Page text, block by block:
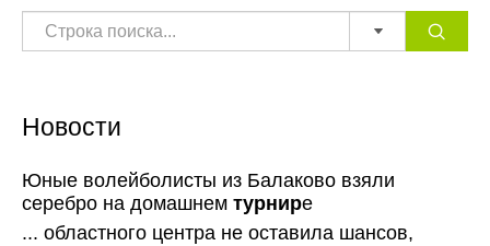
Новости
Юные волейболисты из Балаково взяли
серебро на домашнем турнире
... областного центра не оставила шансов,